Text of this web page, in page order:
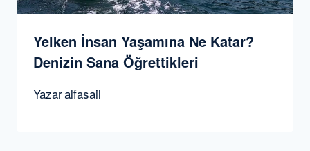
Yelken İnsan Yaşamına Ne Katar?
Denizin Sana Öğrettikleri
Yazaralfasail